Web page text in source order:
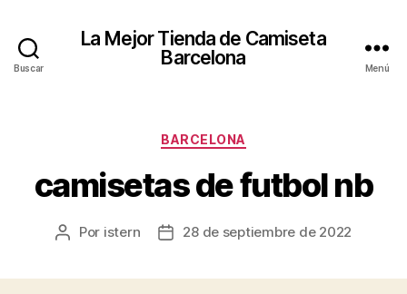
Buscar
La Mejor Tienda de Camiseta
Barcelona
Menú
Categorías
BARCELONA
camisetas de futbol nb
Autor
Por istern
Fecha28 de septiembre de 2022